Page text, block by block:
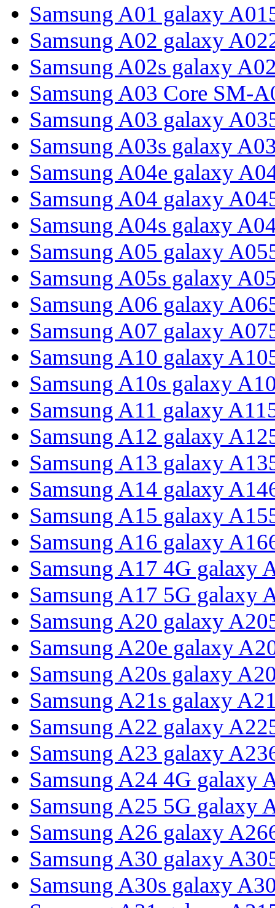
Samsung A01 galaxy
Samsung A02 galaxy
Samsung A02s galaxy
Samsung A03 Core SM-
Samsung A03 galaxy
Samsung A03s galaxy
Samsung A04e galaxy
Samsung A04 galaxy
Samsung A04s galaxy
Samsung A05 galaxy
Samsung A05s galaxy
Samsung A06 galaxy
Samsung A07 galaxy
Samsung A10 galaxy
Samsung A10s galaxy
Samsung A11 galaxy
Samsung A12 galaxy
Samsung A13 galaxy
Samsung A14 galaxy
Samsung A15 galaxy
Samsung A16 galaxy
Samsung A17 4G galaxy
Samsung A17 5G galaxy
Samsung A20 galaxy
Samsung A20e galaxy
Samsung A20s galaxy
Samsung A21s galaxy
Samsung A22 galaxy
Samsung A23 galaxy
Samsung A24 4G galaxy
Samsung A25 5G galaxy
Samsung A26 galaxy
Samsung A30 galaxy
Samsung A30s galaxy